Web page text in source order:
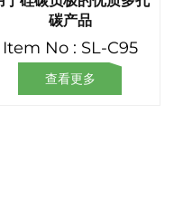
碳产品
Item No : SL-C95
查看更多